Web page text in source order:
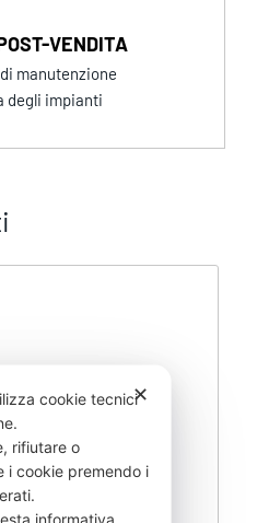
VENDITA
manutenzione
degli impianti
✕
cookie tecnici
rifiutare o
i cookie premendo i
informativa